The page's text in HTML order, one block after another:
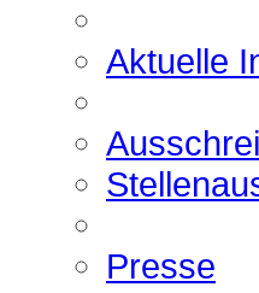
Aktuelle
Presse